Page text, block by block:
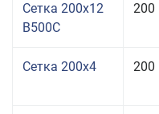
Сетка 200x12
В500С
200
Сетка 200x4 200